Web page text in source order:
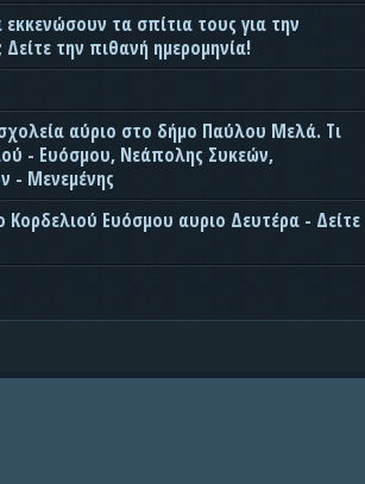
τα σπίτια τους για την
την πιθανή ημερομηνία!
αύριο στο δήμο Παύλου Μελά. Τι
- Ευόσμου, Νεάπολης Συκεών,
- Μενεμένης
Κορδελιού Ευόσμου αυριο Δευτέρα - Δείτε